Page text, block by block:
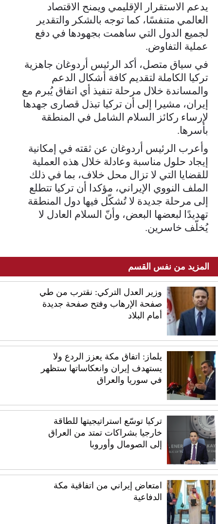
يدعم الاستقرار الإقليمي ويمنح الاقتصاد
العالمي متنفسًا، كما توجه بالشكر والتقدير
لجميع الدول التي ساهمت بجهودها في دفع
عملية التفاوض.
في سياق متصل، أكد الرئيس أردوغان جاهزية
تركيا الكاملة لتقديم كافة أشكال الدعم
والمساندة خلال مرحلة تنفيذ أي اتفاق يُبرم مع
إيران، مشيرا إلى أن تركيا تبذل قصارى جهدها
لإرساء ركائز السلام الشامل في المنطقة
بأسرها.
وأعرب الرئيس أردوغان عن ثقته في إمكانية
إيجاد حلول مناسبة وعادلة خلال هذه العملية
للقضايا التي لا تزال محل خلاف، بما في ذلك
الملف النووي الإيراني، مؤكدا أن تركيا تتطلع
إلى مرحلة جديدة لا تُشكّل فيها دول المنطقة
تهديدًا لبعضها البعض، وأنّ السلام العادل لا
يُخلّف خاسرين.
المزيد من نفس القسم
وزير العدل التركي: نقترب من طي
صفحة الإرهاب وفتح صفحة جديدة
أمام البلاد
يلماز: اتفاق مكة يعزز الردع ولا
يستهدف إيران وانعكاساتها ستظهر
في سوريا والعراق
تركيا توسّع استراتيجيتها للطاقة
خارجيا بشراكات تمتد من العراق
إلى الصومال وأوروبا
امتعاض إيراني من اتفاقية مكة
الدفاعية